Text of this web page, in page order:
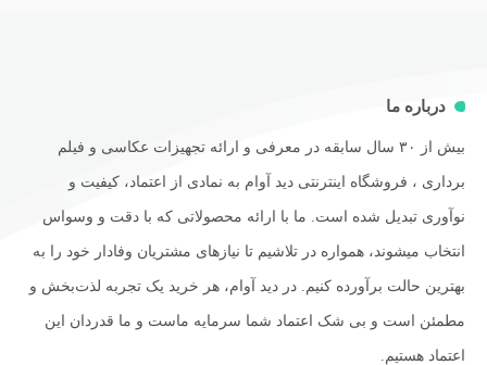
درباره ما
بیش از ۳۰ سال سابقه در معرفی و ارائه تجهیزات عکاسی و فیلم
برداری ، فروشگاه اینترنتی دید آوام به نمادی از اعتماد، کیفیت و
نوآوری تبدیل شده است. ما با ارائه محصولاتی که با دقت و وسواس
انتخاب میشوند، همواره در تلاشیم تا نیازهای مشتریان وفادار خود را به
بهترین حالت برآورده کنیم. در دید آوام، هر خرید یک تجربه لذت‌بخش و
مطمئن است و بی شک اعتماد شما سرمایه ماست و ما قدردان این
اعتماد هستیم.